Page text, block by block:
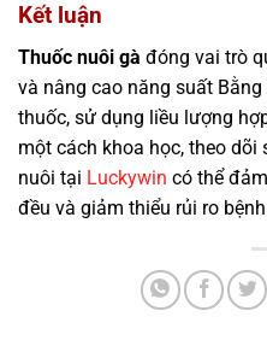
Kết luận
Thuốc nuôi gà đóng vai trò
và nâng cao năng suất
thuốc, sử dụng liều lượng
một cách khoa học, theo
nuôi tại Luckywin có thể
đều và giảm thiểu rủi ro